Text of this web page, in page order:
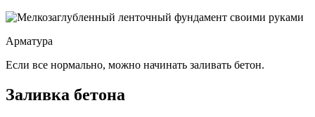
Арматура
Если все нормально, можно начинать заливать бетон.
Заливка бетона